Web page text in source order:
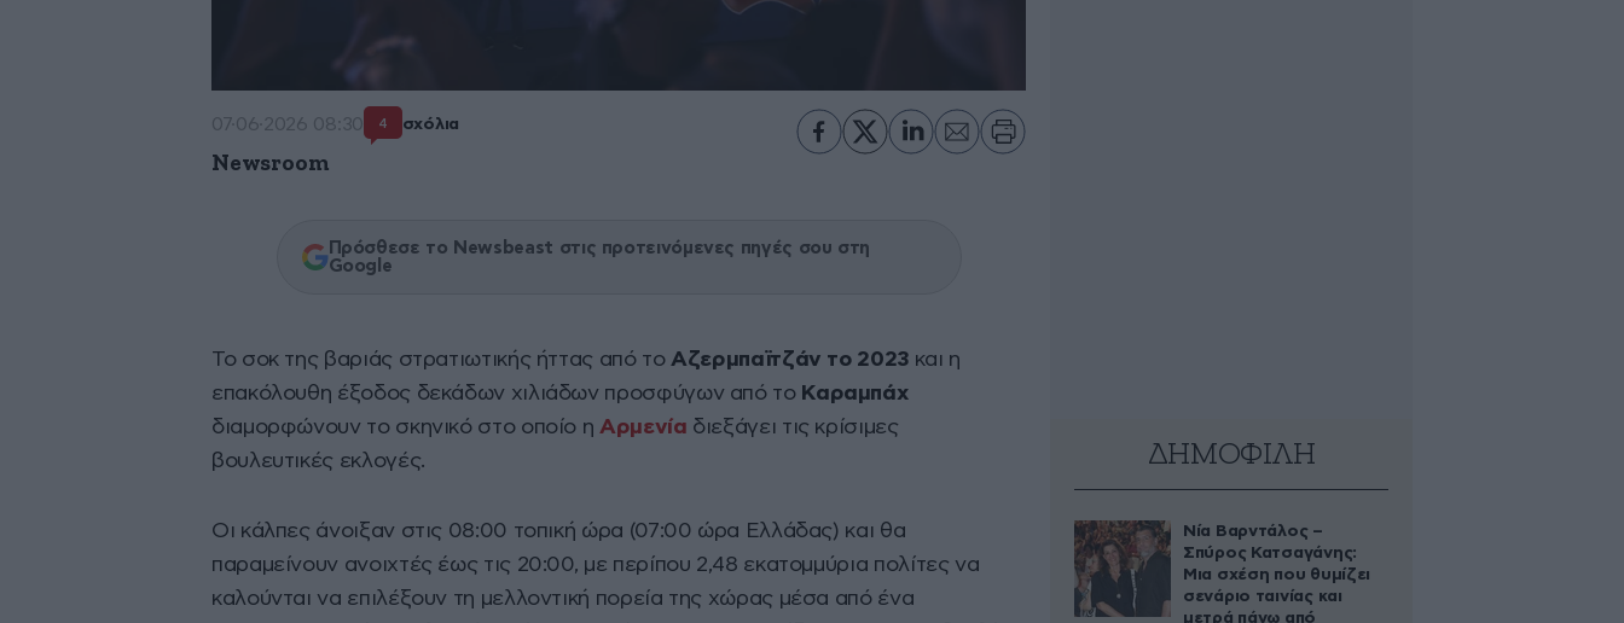
07·06·2026 08:30 4 σχόλια
Newsroom
Πρόσθεσε το Newsbeast στις προτεινόμενες πηγές σου στη
Google
Το σοκ της βαριάς στρατιωτικής ήττας από τοΑζερμπαϊτζάν το 2023και η
επακόλουθη έξοδος δεκάδων χιλιάδων προσφύγων από το Καραμπάχ
διαμορφώνουν το σκηνικό στο οποίο ηΑρμενία διεξάγει τις κρίσιμες
βουλευτικές εκλογές.
Οι κάλπες άνοιξαν στις 08:00 τοπική ώρα (07:00 ώρα Ελλάδας) και θα
παραμείνουν ανοιχτές έως τις 20:00, με περίπου 2,48 εκατομμύρια πολίτες να
καλούνται να επιλέξουν τη μελλοντική πορεία της χώρας μέσα από ένα
ΔΗΜΟΦΙΛΗ
Νία Βαρντάλος –
Σπύρος Κατσαγάνης:
Μια σχέση που θυμίζει
σενάριο ταινίας και
μετρά πάνω από